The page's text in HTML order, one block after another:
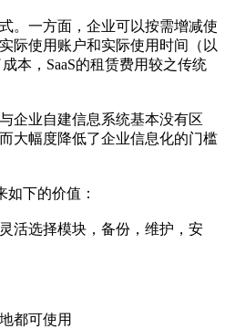
。一方面，企业可以按需增减使
际使用账户和实际使用时间（以
本，SaaS的租赁费用较之传统
企业自建信息系统基本没有区
大幅度降低了企业信息化的门槛
如下的价值：
活选择模块，备份，维护，安
都可使用